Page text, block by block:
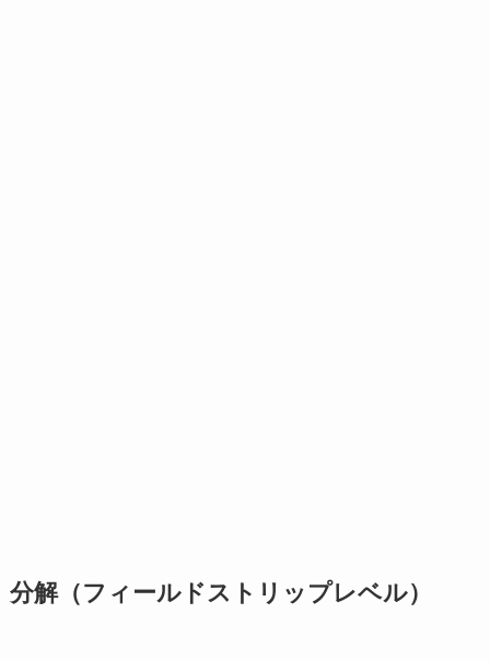
分解（フィールドストリップレベル）